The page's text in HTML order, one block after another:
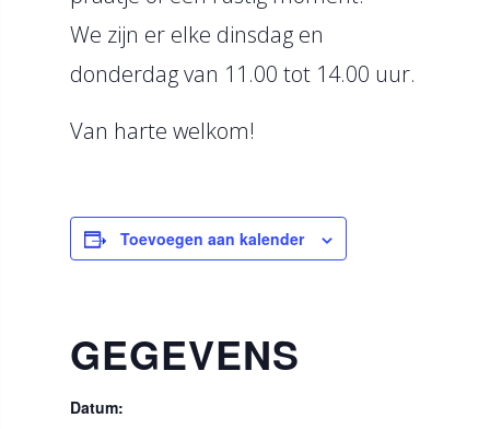
We zijn er elke dinsdag en
donderdag van 11.00 tot 14.00 uur.
Van harte welkom!
Toevoegen aan kalender
GEGEVENS
Datum: